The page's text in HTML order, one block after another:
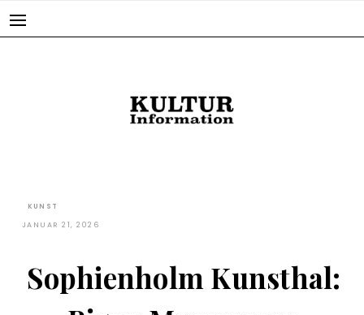
KUNST
JANUAR 21, 2026
Sophienholm Kunsthal: